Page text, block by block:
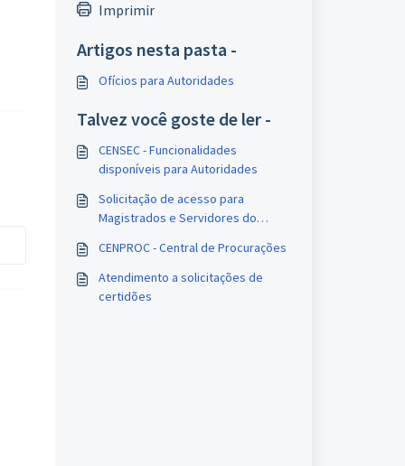
Imprimir
Artigos nesta pasta -
Ofícios para Autoridades
Talvez você goste de ler -
CENSEC - Funcionalidades
disponíveis para Autoridades
Solicitação de acesso para
Magistrados e Servidores do
CENPROC - Central de Procurações
Atendimento a solicitações de
certidões